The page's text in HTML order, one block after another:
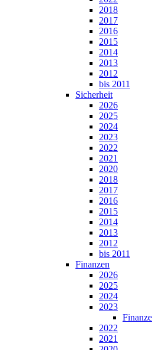
2018
2017
2016
2015
2014
2013
2012
bis 2011
Sicherheit
2026
2025
2024
2023
2022
2021
2020
2018
2017
2016
2015
2014
2013
2012
bis 2011
Finanzen
2026
2025
2024
2023
2022
2021